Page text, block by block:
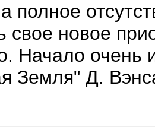
полное
свое новое
Начало
Земля" Д.